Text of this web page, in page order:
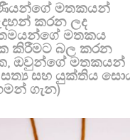
මතකයන්
කරන ලද
මතකය
කිරීමට බල කරන
ඔවුන්ගේ මතකයන්
සහ යුක්තිය
ගැන)